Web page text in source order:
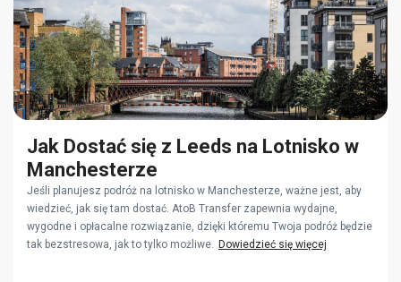
Jak Dostać się z Leeds na Lotnisko w
Manchesterze
Jeśli planujesz podróż na lotnisko w Manchesterze, ważne jest, aby
wiedzieć, jak się tam dostać. AtoB Transfer zapewnia wydajne,
wygodne i opłacalne rozwiązanie, dzięki któremu Twoja podróż będzie
tak bezstresowa, jak to tylko możliwe. Dowiedzieć się więcej